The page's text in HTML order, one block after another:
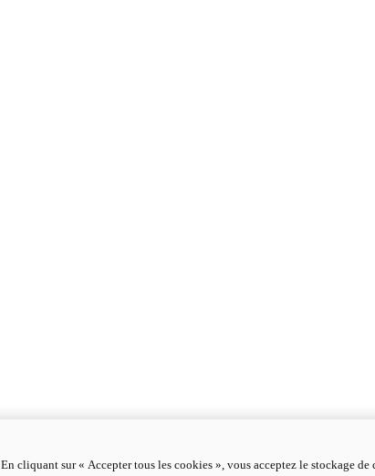
En cliquant sur « Accepter tous les cookies », vous acceptez le stockage